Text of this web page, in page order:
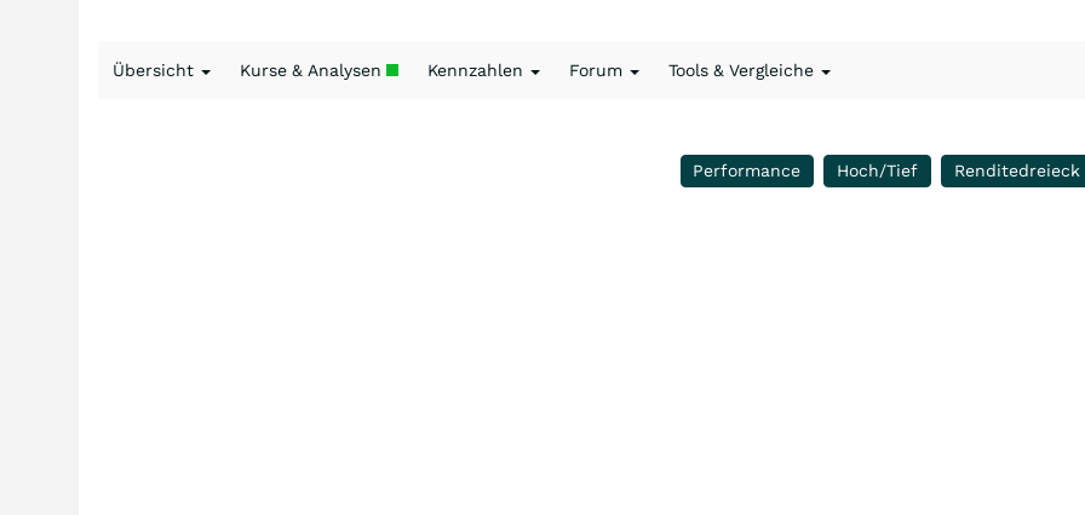
Übersicht Kurse & Analysen Kennzahlen Forum Tools & Vergleiche
Performance Hoch/Tief Renditedreieck